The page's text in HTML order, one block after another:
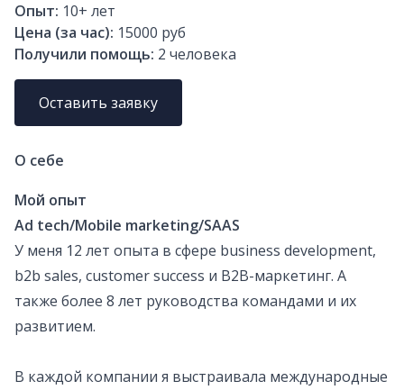
Опыт: 10+ лет
Цена (за час): 15000 руб
Получили помощь: 2 человека
Оставить заявку
О себе
Мой опыт
Ad tech/Mobile marketing/SAAS
У меня 12 лет опыта в сфере business development,
b2b sales, customer success и B2B-маркетинг. А
также более 8 лет руководства командами и их
развитием.
В каждой компании я выстраивала международные